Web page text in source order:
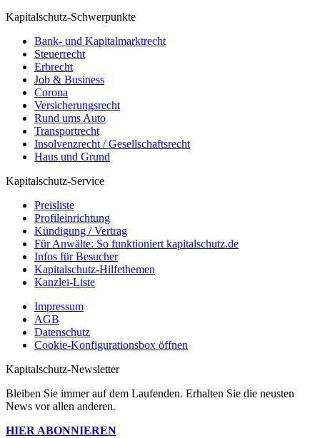
Kapitalschutz-Schwerpunkte
Bank- und Kapitalmarktrecht
Steuerrecht
Erbrecht
Job & Business
Corona
Versicherungsrecht
Rund ums Auto
Transportrecht
Insolvenzrecht / Gesellschaftsrecht
Haus und Grund
Kapitalschutz-Service
Preisliste
Profileinrichtung
Kündigung / Vertrag
Für Anwälte: So funktioniert kapitalschutz.de
Infos für Besucher
Kapitalschutz-Hilfethemen
Kanzlei-Liste
Impressum
AGB
Datenschutz
Cookie-Konfigurationsbox öffnen
Kapitalschutz-Newsletter
Bleiben Sie immer auf dem Laufenden. Erhalten Sie die neusten
News vor allen anderen.
HIER ABONNIEREN